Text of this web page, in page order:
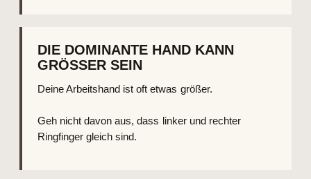
DIE DOMINANTE HAND KANN
GRÖSSER SEIN
Deine Arbeitshand ist oft etwas größer.
Geh nicht davon aus, dass linker und rechter
Ringfinger gleich sind.